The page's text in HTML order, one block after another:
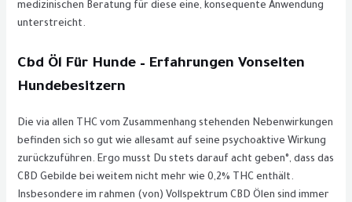
medizinischen Beratung für diese eine, konsequente Anwendung
unterstreicht.
Cbd Öl Für Hunde – Erfahrungen Vonseiten
Hundebesitzern
Die via allen THC vom Zusammenhang stehenden Nebenwirkungen
befinden sich so gut wie allesamt auf seine psychoaktive Wirkung
zurückzuführen. Ergo musst Du stets darauf acht geben°, dass das
CBD Gebilde bei weitem nicht mehr wie 0,2% THC enthält.
Insbesondere im rahmen (von) Vollspektrum CBD Ölen sind immer